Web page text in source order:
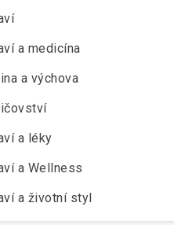
a medicína
a výchova
a léky
a Wellness
a životní styl